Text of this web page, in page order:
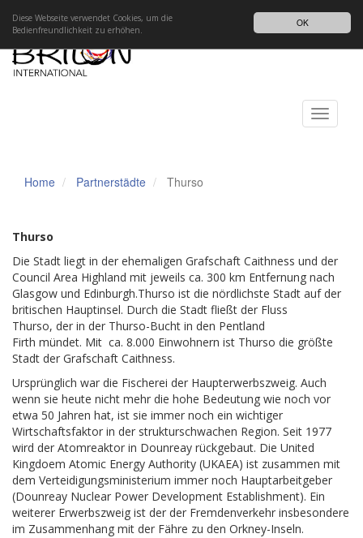
OK
Diese Webseite verwendet Cookies, um die
Bedienfreundlichkeit zu erhöhen.
DE
Impressum Datenschutz
Toggle
Home Partnerstädte Thurso
Thurso
Die Stadt liegt in der ehemaligen Grafschaft Caithness und der
Council Area Highland mit jeweils ca. 300 km Entfernung nach
Glasgow und Edinburgh.Thurso ist die nördlichste Stadt auf der
britischen Hauptinsel. Durch die Stadt fließt der Fluss
Thurso, der in der Thurso-Bucht in den Pentland
Firth mündet. Mit ca. 8.000 Einwohnern ist Thurso die größte
Stadt der Grafschaft Caithness.
Ursprünglich war die Fischerei der Haupterwerbszweig. Auch
wenn sie heute nicht mehr die hohe Bedeutung wie noch vor
etwa 50 Jahren hat, ist sie immer noch ein wichtiger
Wirtschaftsfaktor in der strukturschwachen Region. Seit 1977
wird der Atomreaktor in Dounreay rückgebaut. Die United
Kingdoem Atomic Energy Authority (UKAEA) ist zusammen mit
dem Verteidigungsministerium immer noch Hauptarbeitgeber
(Dounreay Nuclear Power Development Establishment). Ein
weiterer Erwerbszweig ist der der Fremdenverkehr insbesondere
im Zusammenhang mit der Fähre zu den Orkney-Inseln.